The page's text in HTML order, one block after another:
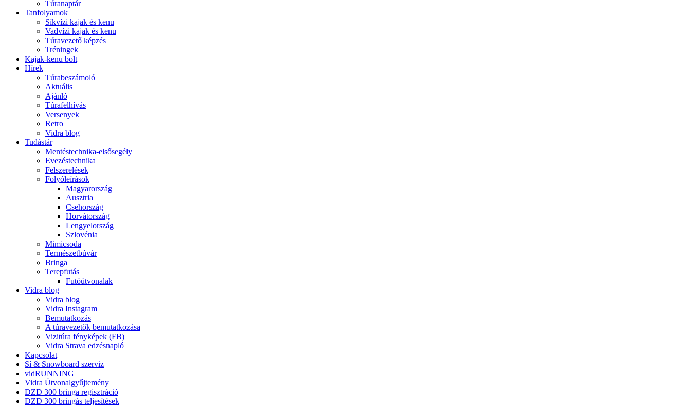
Túranaptár
Tanfolyamok
Síkvízi kajak és kenu
Vadvízi kajak és kenu
Túravezető képzés
Tréningek
Kajak-kenu bolt
Hírek
Túrabeszámoló
Aktuális
Ajánló
Túrafelhívás
Versenyek
Retro
Vidra blog
Tudástár
Mentéstechnika-elsősegély
Evezéstechnika
Felszerelések
Folyóleírások
Magyarország
Ausztria
Csehország
Horvátország
Lengyelország
Szlovénia
Mimicsoda
Természetbúvár
Bringa
Terepfutás
Futóútvonalak
Vidra blog
Vidra blog
Vidra Instagram
Bemutatkozás
A túravezetők bemutatkozása
Vizitúra fényképek (FB)
Vidra Strava edzésnapló
Kapcsolat
Sí & Snowboard szerviz
vidRUNNING
Vidra Útvonalgyűjtemény
DZD 300 bringa regisztráció
DZD 300 bringás teljesítések